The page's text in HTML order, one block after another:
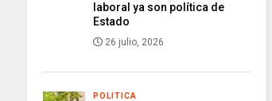
laboral ya son política de
Estado
26 julio, 2026
POLITICA